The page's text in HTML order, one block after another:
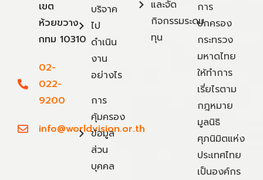
เขต
ห้วยขวาง
กทม 10310
02-
022-
9200
info@worldvision.or.th
บริจาค
ไป
ดำเนิน
งาน
อย่างไร
การ
คุ้มครอง
ข้อมูล
ส่วน
บุคคล
และจัด
กิจกรรมระดม
ทุน
การ
ปกครอง
กระทรวง
มหาดไทย
ให้ทำการ
เรี่ยไรตาม
กฎหมาย
มูลนิธิ
ศุภนิมิตแห่ง
ประเทศไทย
เป็นองค์กร